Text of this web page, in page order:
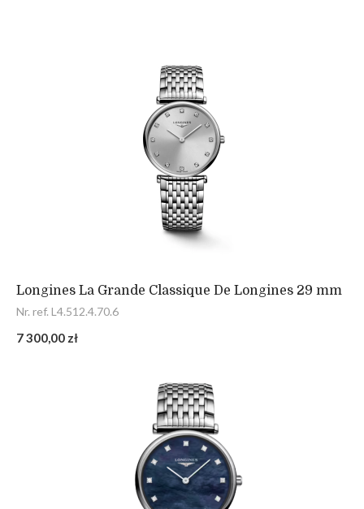
Longines La Grande Classique De Longines 29 mm
Nr. ref. L4.512.4.70.6
7 300,00 zł